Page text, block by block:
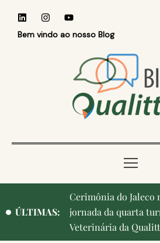
Bem vindo ao nosso Blog
ÚLTIMAS:
Cerimônia do Jaleco
jornada da quarta
Veterinária da